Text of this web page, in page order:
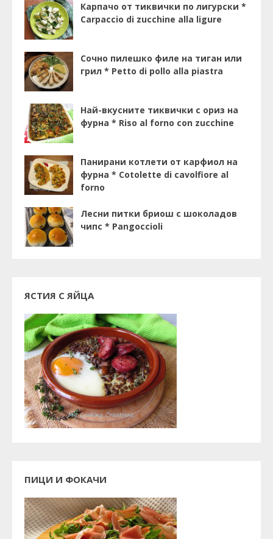
Карпачо от тиквички по лигурски *
Carpaccio di zucchine alla ligure
Сочно пилешко филе на тиган или
грил * Petto di pollo alla piastra
Най-вкусните тиквички с ориз на
фурна * Riso al forno con zucchine
Панирани котлети от карфиол на
фурна * Cotolette di cavolfiore al
forno
Лесни питки бриош с шоколадов
чипс * Pangoccioli
ЯСТИЯ С ЯЙЦА
ПИЦИ И ФОКАЧИ